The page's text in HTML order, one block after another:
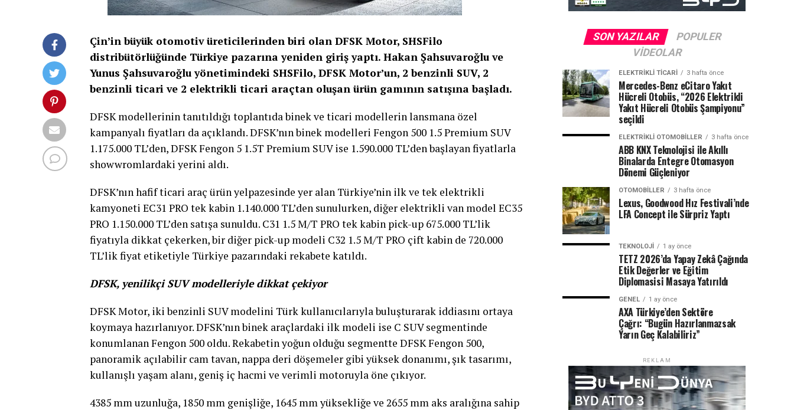
Çin’in büyük otomotiv üreticilerinden biri olan DFSK Motor, SHSFilo
distribütörlüğünde Türkiye pazarına yeniden giriş yaptı. Hakan Şahsuvaroğlu ve
Yunus Şahsuvaroğlu yönetimindeki SHSFilo, DFSK Motor’un, 2 benzinli SUV, 2
benzinli ticari ve 2 elektrikli ticari araçtan oluşan ürün gamının satışına başladı.
DFSK modellerinin tanıtıldığı toplantıda binek ve ticari modellerin lansmana özel
kampanyalı fiyatları da açıklandı. DFSK’nın binek modelleri Fengon 500 1.5 Premium SUV
1.175.000 TL’den, DFSK Fengon 5 1.5T Premium SUV ise 1.590.000 TL’den başlayan fiyatlarla
showwromlardaki yerini aldı.
DFSK’nın hafif ticari araç ürün yelpazesinde yer alan Türkiye’nin ilk ve tek elektrikli
kamyoneti EC31 PRO tek kabin 1.140.000 TL’den sunulurken, diğer elektrikli van model EC35
PRO 1.150.000 TL’den satışa sunuldu. C31 1.5 M/T PRO tek kabin pick-up 675.000 TL’lik
fiyatıyla dikkat çekerken, bir diğer pick-up modeli C32 1.5 M/T PRO çift kabin de 720.000
TL’lik fiyat etiketiyle Türkiye pazarındaki rekabete katıldı.
DFSK, yenilikçi SUV modelleriyle dikkat çekiyor
DFSK Motor, iki benzinli SUV modelini Türk kullanıcılarıyla buluşturarak iddiasını ortaya
koymaya hazırlanıyor. DFSK’nın binek araçlardaki ilk modeli ise C SUV segmentinde
konumlanan Fengon 500 oldu. Rekabetin yoğun olduğu segmentte DFSK Fengon 500,
panoramik açılabilir cam tavan, nappa deri döşemeler gibi yüksek donanımı, şık tasarımı,
kullanışlı yaşam alanı, geniş iç hacmi ve verimli motoruyla öne çıkıyor.
4385 mm uzunluğa, 1850 mm genişliğe, 1645 mm yüksekliğe ve 2655 mm aks aralığına sahip
SON YAZILAR
POPULER
VIDEOLAR
ELEKTRIKLI TICARI 3 hafta önce
Mercedes-Benz eCitaro Yakıt
Hücreli Otobüs, “2026 Elektrikli
Yakıt Hücreli Otobüs Şampiyonu”
seçildi
ELEKTRIKLI OTOMOBILLER 3 hafta önce
ABB KNX Teknolojisi ile Akıllı
Binalarda Entegre Otomasyon
Dönemi Güçleniyor
OTOMOBILLER 3 hafta önce
Lexus, Goodwood Hız Festivali’nde
LFA Concept ile Sürpriz Yaptı
TEKNOLOJI 1 ay önce
TETZ 2026’da Yapay Zekâ Çağında
Etik Değerler ve Eğitim
Diplomasisi Masaya Yatırıldı
GENEL 1 ay önce
AXA Türkiye’den Sektöre
Çağrı: “Bugün Hazırlanmazsak
Yarın Geç Kalabiliriz”
REKLAM